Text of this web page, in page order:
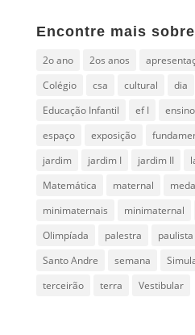
Encontre mais sobre
2o ano 2os anos
Colégio
csa cultural dia
Educação Infantil
ef I ensino
espaço
exposição
jardim
jardim I jardim II
Matemática
maternal
minimaternais
minimaternal
Olimpíada
palestra paulista
Santo Andre
semana
terceirão
terra Vestibular